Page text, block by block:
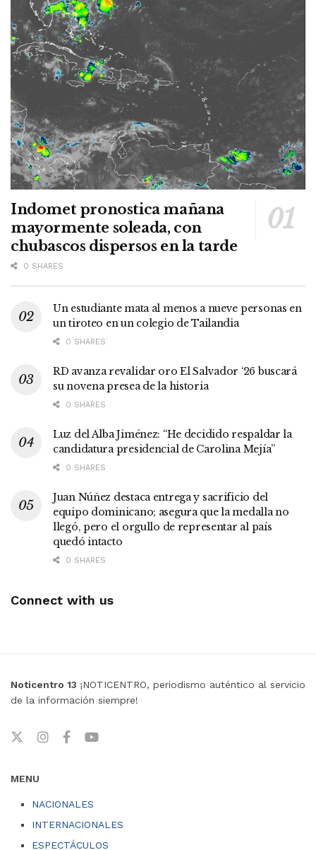
Indomet pronostica mañana
mayormente soleada, con
chubascos dispersos en la tarde
0 SHARES
Un estudiante mata al menos a nueve personas en
un tiroteo en un colegio de Tailandia
0 SHARES
RD avanza revalidar oro El Salvador ‘26 buscará
su novena presea de la historia
0 SHARES
Luz del Alba Jiménez: “He decidido respaldar la
candidatura presidencial de Carolina Mejía”
0 SHARES
Juan Núñez destaca entrega y sacrificio del
equipo dominicano; asegura que la medalla no
llegó, pero el orgullo de representar al país
quedó intacto
0 SHARES
Connect with us
Noticentro 13 ¡NOTICENTRO, periodismo auténtico al servicio
de la información siempre!
MENU
NACIONALES
INTERNACIONALES
ESPECTÁCULOS